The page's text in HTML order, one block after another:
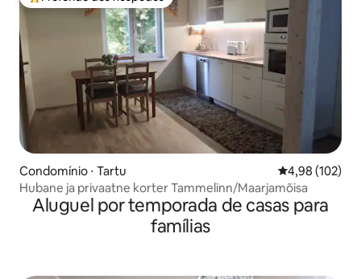
Entre os melhores preferidos dos hóspedes
Condomínio ⋅ Tartu 4,98 de uma
4,98 (102)
Hubane ja privaatne korter Tammelinn/Maarjamõisa
Aluguel por temporada de casas para
famílias